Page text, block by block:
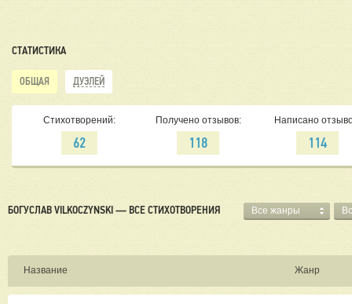
СТАТИСТИКА
ОБЩАЯ ДУЭЛЕЙ
Стихотворений:
62
Получено отзывов:
118
Написано
114
БОГУСЛАВ VILKOCZYNSKI — ВСЕ СТИХОТВОРЕНИЯ Все жанры
Название Жанр